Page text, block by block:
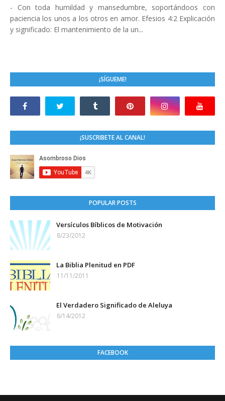
- Con toda humildad y mansedumbre, soportándoos con
paciencia los unos a los otros en amor. Efesios 4:2 Explicación
y significado: El mantenimiento de la un...
¡SÍGUEME!
¡SUSCRIBETE AL CANAL!
POPULAR POSTS
Versículos Bíblicos de Motivación
8/23/2012
La Biblia Plenitud en PDF
11/11/2011
El Verdadero Significado de Aleluya
6/14/2012
FACEBOOK